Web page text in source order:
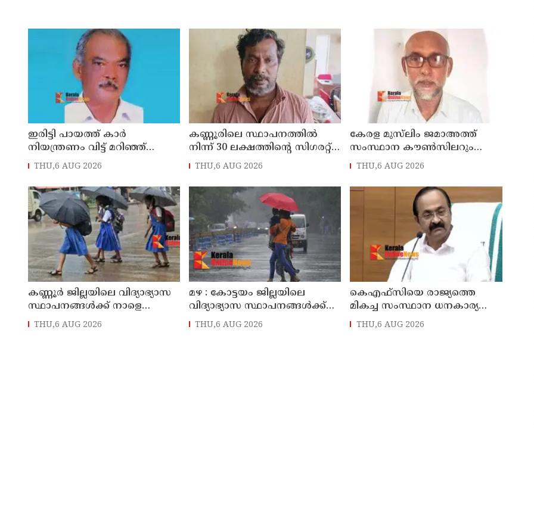
ഇരിട്ടി പായത്ത് കാർ
നിയന്ത്രണം വിട്ട് മറിഞ്ഞ്
തളിപ്പറമ്പിലെ ആദ്യ കാല
THU,6 AUG 2026
കണ്ണൂരിലെ സ്ഥാപനത്തിൽ
നിന്ന് 30 ലക്ഷത്തിന്റെ സിഗരറ്റ്
മോഷണം: തമിഴ്‌നാട്
തെങ്കാശിയിൽ പിടിയിൽ
THU,6 AUG 2026
കേരള മുസ്‌ലിം ജമാഅത്ത്
സംസ്ഥാന കൗൺസിലറും
തളിപ്പറമ്പിലെ മുതിർന്ന മാധ്യമ
അലി മൊഗ്രാൽ നിര്യാതനായി
THU,6 AUG 2026
കണ്ണൂർ ജില്ലയിലെ വിദ്യാഭ്യാസ
സ്ഥാപനങ്ങള്‍ക്ക് നാളെ
(07/08/2026), അവധി
THU,6 AUG 2026
മഴ : കോട്ടയം ജില്ലയിലെ
വിദ്യാഭ്യാസ സ്ഥാപനങ്ങൾക്ക്
നാളെ അവധി
THU,6 AUG 2026
കെഎഫ്‌സിയെ രാജ്യത്തെ
മികച്ച സംസ്ഥാന ധനകാര്യ
സ്ഥാപനമാക്കും: മുഖ്യമന്ത്രി വി
ഡി സതീശൻ
THU,6 AUG 2026